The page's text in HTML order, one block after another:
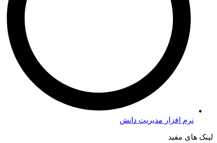
نرم افزار مدیریت دانش
لینک های مفید